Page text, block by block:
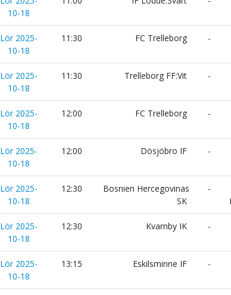
10-18
Lör 2025-
10-18
11:30 FC Trelleborg -
Lör 2025-
10-18
11:30 Trelleborg FF:Vit -
Lör 2025-
10-18
12:00 FC Trelleborg -
Lör 2025-
10-18
12:00 Dösjöbro IF -
Lör 2025-
10-18
12:30
Bosnien Hercegovinas
SK
-
Lör 2025-
10-18
12:30 Kvarnby IK -
Lör 2025-
10-18
13:15 Eskilsminne IF -